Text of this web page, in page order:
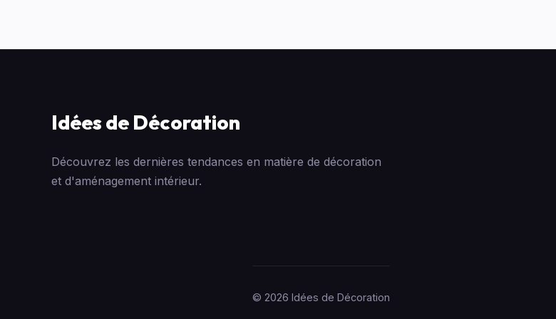
Idées de Décoration
Découvrez les dernières tendances en matière de décoration
et d'aménagement intérieur.
© 2026 Idées de Décoration